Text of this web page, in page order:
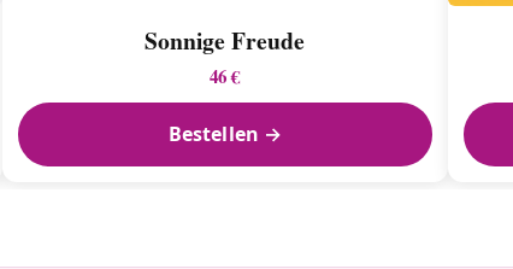
Sonnige Freude
46 €
Bestellen →